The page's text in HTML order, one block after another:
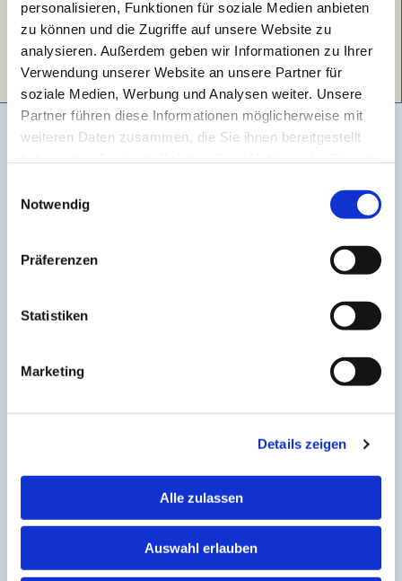
personalisieren, Funktionen für soziale Medien anbieten
zu können und die Zugriffe auf unsere Website zu
analysieren. Außerdem geben wir Informationen zu Ihrer
Verwendung unserer Website an unsere Partner für
soziale Medien, Werbung und Analysen weiter. Unsere
Partner führen diese Informationen möglicherweise mit
weiteren Daten zusammen, die Sie ihnen bereitgestellt
Notwendig
Präferenzen
Statistiken
Marketing
Details zeigen
Alle zulassen
Auswahl erlauben
IHR PERSÖNLICHES UNTERNEHMENSPROFIL
70 € / Jahr
Lassen Sie uns Ihr digitales
Schaufenster auf dem City | Regio
Blog in Ilmenau einrichten!
Sie suchen nach einem Partner, der Ihr Unternehmen auf dem
Weg in die digitale Zukunft zielführend begleitet? Bei mir
sind Sie an der richtigen Adresse.
Als Expertin für Digitalisierung bin ich Teil der
Sie haben Fragen? Rufen Sie mich an:
0171